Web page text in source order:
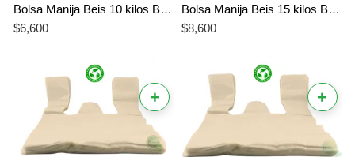
Bolsa Manija Beis 10 kilos Biodegradable
$6,600
Bolsa Manija Beis 15 kilos Biodegradable
$8,600
+ +